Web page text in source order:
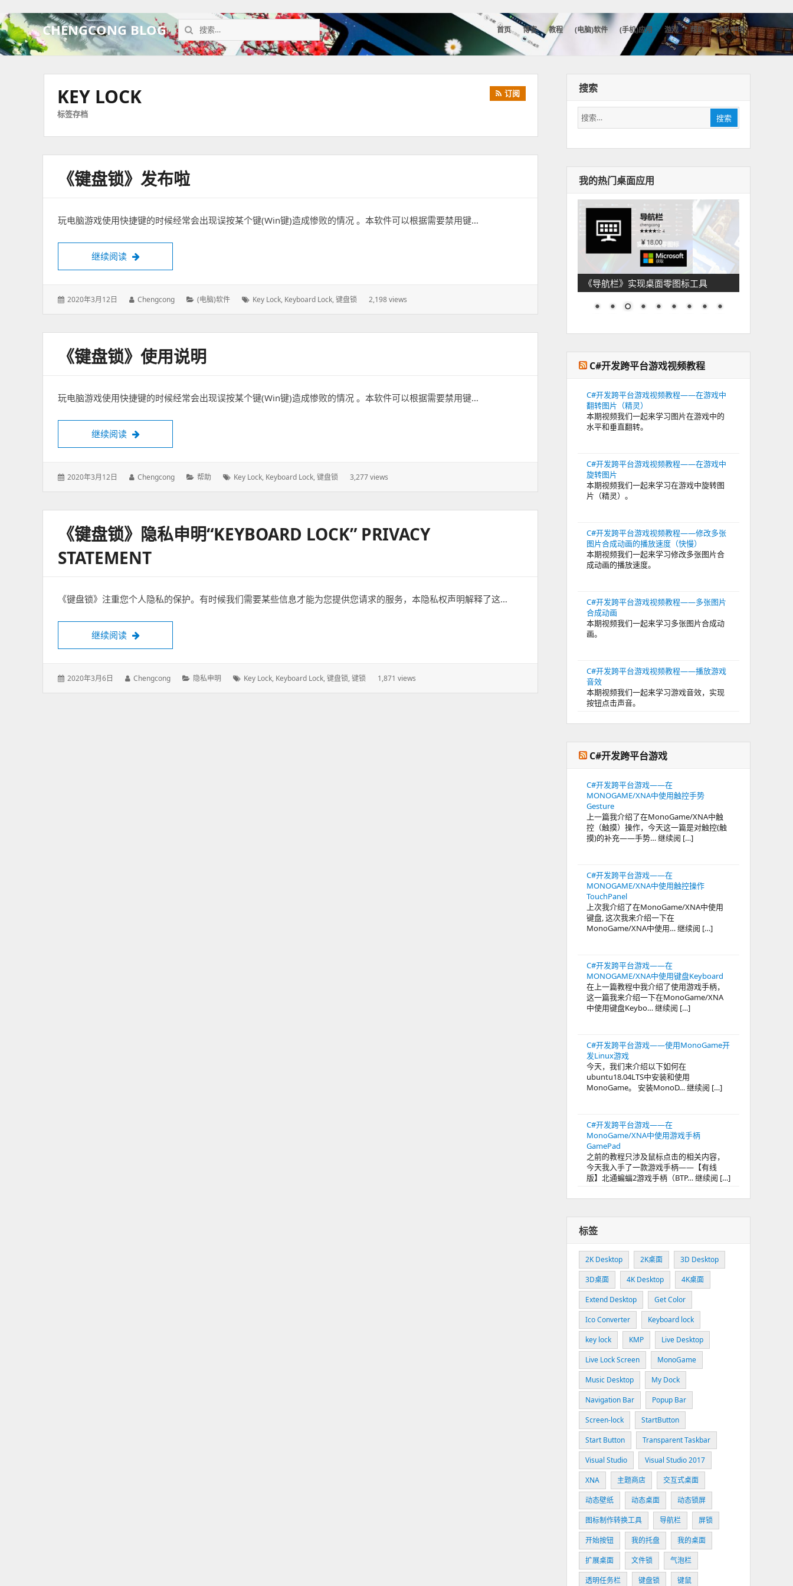
CHENGCONG BLOG
搜
索：
首页 博客 教程 (电脑)软件 (手机)应用 游戏 帮助 隐私申明
KEY LOCK
标签存档
订阅
《键盘锁》发布啦
玩电脑游戏使用快捷键的时候经常会出现误按某个键(Win键)造成惨败的情况 。本软件可以根据需要禁用键…
继续阅读 《键盘锁》发布啦
发
2020年3月12日
作
Chengcong
分
(电脑)软件
标
Key Lock, Keyboard Lock,键盘锁 2,198 views
《键盘锁》使用说明
玩电脑游戏使用快捷键的时候经常会出现误按某个键(Win键)造成惨败的情况 。本软件可以根据需要禁用键…
继续阅读 《键盘锁》使用说明
发
2020年3月12日
作
Chengcong
分
帮助
标
Key Lock, Keyboard Lock,键盘锁 3,277 views
《键盘锁》隐私申明“KEYBOARD LOCK” PRIVACY
STATEMENT
《键盘锁》注重您个人隐私的保护。有时候我们需要某些信息才能为您提供您请求的服务，本隐私权声明解释了这…
继续阅读 《键盘锁》隐私申明“Keyboard lock” PRIVACY STATEMENT
发
2020年3月6日
作
Chengcong
分
隐私申明
标
Key Lock, Keyboard Lock,键盘锁,键锁 1,871 views
搜索
搜
索：
搜索
我的热门桌面应用
《导航栏》实现桌面零图标工具
C#开发跨平台游戏视频教程
C#开发跨平台游戏视频教程——在游戏中
翻转图片（精灵）
本期视频我们一起来学习图片在游戏中的
水平和垂直翻转。
C#开发跨平台游戏视频教程——在游戏中
旋转图片
本期视频我们一起来学习在游戏中旋转图
片（精灵）。
C#开发跨平台游戏视频教程——修改多张
图片合成动画的播放速度（快慢）
本期视频我们一起来学习修改多张图片合
成动画的播放速度。
C#开发跨平台游戏视频教程——多张图片
合成动画
本期视频我们一起来学习多张图片合成动
画。
C#开发跨平台游戏视频教程——播放游戏
音效
本期视频我们一起来学习游戏音效，实现
按钮点击声音。
C#开发跨平台游戏
C#开发跨平台游戏——在
MONOGAME/XNA中使用触控手势
Gesture
上一篇我介绍了在MonoGame/XNA中触
控（触摸）操作，今天这一篇是对触控(触
摸)的补充——手势… 继续阅 […]
C#开发跨平台游戏——在
MONOGAME/XNA中使用触控操作
TouchPanel
上次我介绍了在MonoGame/XNA中使用
键盘, 这次我来介绍一下在
MonoGame/XNA中使用… 继续阅 […]
C#开发跨平台游戏——在
MONOGAME/XNA中使用键盘Keyboard
在上一篇教程中我介绍了使用游戏手柄，
这一篇我来介绍一下在MonoGame/XNA
中使用键盘Keybo… 继续阅 […]
C#开发跨平台游戏——使用MonoGame开
发Linux游戏
今天，我们来介绍以下如何在
ubuntu18.04LTS中安装和使用
MonoGame。 安装MonoD… 继续阅 […]
C#开发跨平台游戏——在
MonoGame/XNA中使用游戏手柄
GamePad
之前的教程只涉及鼠标点击的相关内容，
今天我入手了一款游戏手柄——【有线
版】北通蝙蝠2游戏手柄（BTP… 继续阅 […]
标签
2K Desktop 2K桌面
3D Desktop
3D桌面
4K Desktop
4K桌面
Extend Desktop
Get Color
Ico Converter
Keyboard lock
key lock
KMP
Live Desktop
Live Lock Screen
MonoGame
Music Desktop
My Dock
Navigation Bar
Popup Bar
Screen-lock
StartButton
Start Button
Transparent Taskbar
Visual Studio
Visual Studio 2017
XNA
主题商店
交互式桌面
动态壁纸
动态桌面
动态锁屏
图标制作转换工具
导航栏
屏锁
开始按钮
我的托盘
我的桌面
扩展桌面
文件锁
气泡栏
透明任务栏
键盘锁 键鼠